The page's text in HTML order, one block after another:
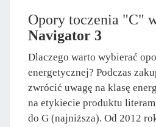
Opory toczenia "C"
Navigator 3
Dlaczego warto wybierać
energetycznej? Podczas
zwrócić uwagę na klasę
na etykiecie produktu
do G (najniższa). Od 2012